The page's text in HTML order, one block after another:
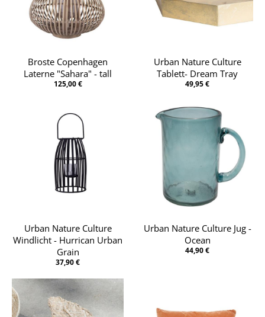
Broste Copenhagen
Laterne "Sahara" - tall
125,00 €
Urban Nature Culture
Tablett- Dream Tray
49,95 €
Urban Nature Culture
Windlicht - Hurrican Urban
Grain
37,90 €
Urban Nature Culture Jug -
Ocean
44,90 €